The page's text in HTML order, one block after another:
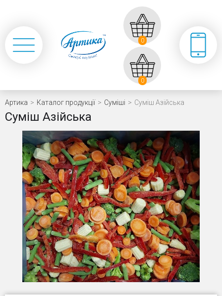
0
0
Артика > Каталог продукції > Суміші > Суміш Азійська
Суміш Азійська